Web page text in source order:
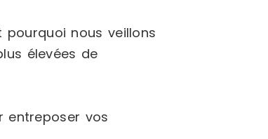
pourquoi nous veillons
élevées de
entreposer vos